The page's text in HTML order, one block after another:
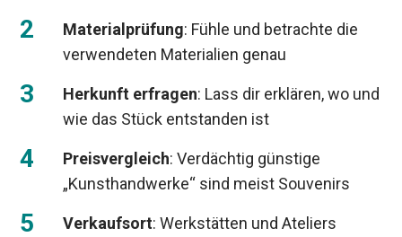
Materialprüfung: Fühle und betrachte die
verwendeten Materialien genau
Herkunft erfragen: Lass dir erklären, wo und
wie das Stück entstanden ist
Preisvergleich: Verdächtig günstige
„Kunsthandwerke“ sind meist Souvenirs
Verkaufsort: Werkstätten und Ateliers